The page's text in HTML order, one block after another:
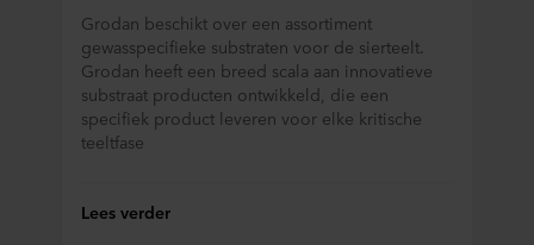
Grodan beschikt over een assortiment
gewasspecifieke substraten voor de sierteelt.
Grodan heeft een breed scala aan innovatieve
substraat producten ontwikkeld, die een
specifiek product leveren voor elke kritische
teeltfase
Lees verder